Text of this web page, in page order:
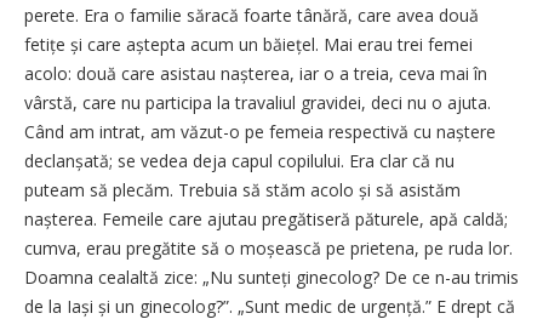
perete. Era o familie săracă foarte tânără, care avea două
fetițe și care aștepta acum un băiețel. Mai erau trei femei
acolo: două care asistau nașterea, iar o a treia, ceva mai în
vârstă, care nu participa la travaliul gravidei, deci nu o ajuta.
Când am intrat, am văzut-o pe femeia respectivă cu naștere
declanșată; se vedea deja capul copilului. Era clar că nu
puteam să plecăm. Trebuia să stăm acolo și să asistăm
nașterea. Femeile care ajutau pregătiseră păturele, apă caldă;
cumva, erau pregătite să o moșească pe prietena, pe ruda lor.
Doamna cealaltă zice: „Nu sunteți ginecolog? De ce n-au trimis
de la Iași și un ginecolog?”. „Sunt medic de urgență.” E drept că